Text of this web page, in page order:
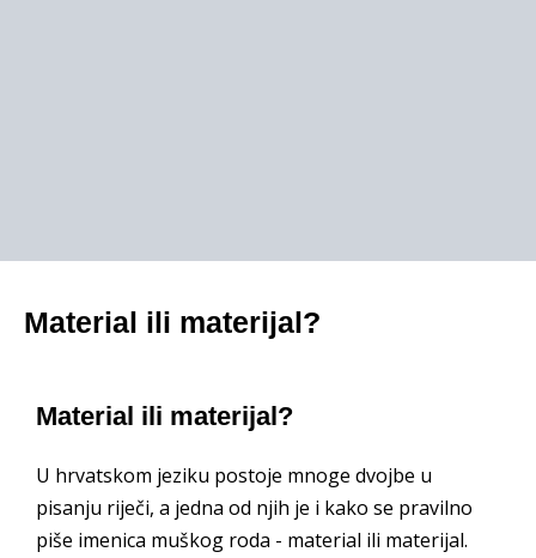
Material ili materijal?
Material ili materijal?
U hrvatskom jeziku postoje mnoge dvojbe u
pisanju riječi, a jedna od njih je i kako se pravilno
piše imenica muškog roda - material ili materijal.